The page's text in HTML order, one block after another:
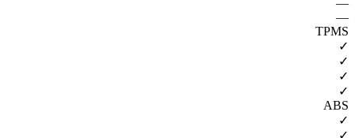
—
TPMS
✓
✓
✓
✓
ABS
✓
✓